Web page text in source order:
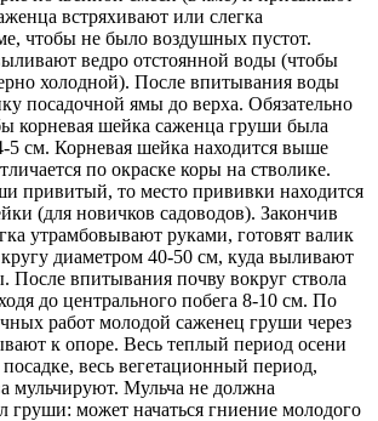
встряхивают или слегка
чтобы не было воздушных пустот.
ведро отстоянной воды (чтобы
холодной). После впитывания воды
посадочной ямы до верха. Обязательно
корневая шейка саженца груши была
см. Корневая шейка находится выше
по окраске коры на стволике.
привитый, то место прививки находится
(для новичков садоводов). Закончив
утрамбовывают руками, готовят валик
диаметром 40-50 см, куда выливают
После впитывания почву вокруг ствола
до центрального побега 8-10 см. По
работ молодой саженец груши через
к опоре. Весь теплый период осени
весь вегетационный период,
мульчируют. Мульча не должна
груши: может начаться гниение молодого